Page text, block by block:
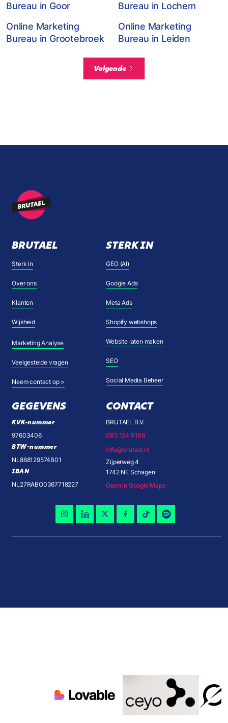
Bureau in Goor
Bureau in Lochem
Online Marketing
Bureau in Grootebroek
Online Marketing
Bureau in Leiden
Volgende
BRUTAEL
Sterk in
Over ons
Klanten
Wijsheid
Marketing Analyse
Veelgestelde vragen
Neem contact op >
STERK IN
GEO (AI)
Google Ads
Meta Ads
Shopify webshops
Website laten maken
SEO
Social Media Beheer
GEGEVENS
KVK-nummer
97603406
BTW-nummer
NL868129574B01
IBAN
NL27RABO0367718227
CONTACT
BRUTAEL B.V.
085 124 9188
info@brutael.nl
Zijperweg 4
1742 NE Schagen
Open in Google Maps